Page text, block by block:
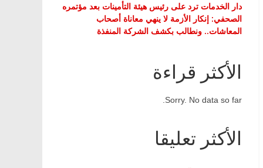
دار الخدمات ترد على رئيس هيئة التأمينات بعد مؤتمره
الصحفي: إنكار الأزمة لا ينهي معاناة أصحاب
المعاشات.. ونطالب بكشف الشركة المنفذة
الأكثر قراءة
Sorry. No data so far.
الأكثر تعليقا